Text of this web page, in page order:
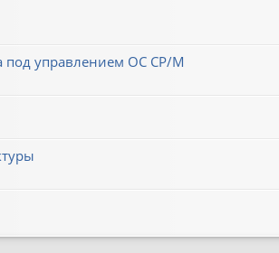
под управлением ОС CP/M